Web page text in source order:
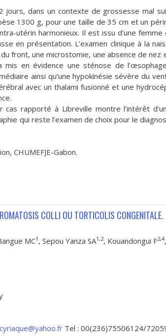
jours, dans un contexte de grossesse mal
1300 g, pour une taille de 35 cm et un
utérin harmonieux. Il est issu d’une femme
en présentation. L’examen clinique à la
front, une microstomie, une absence de nez
mis en évidence une sténose de
ainsi qu’une hypokinésie sévère du
avec un thalami fusionné et une
rapporté à Libreville montre l’intérêt
qui reste l’examen de choix pour le
CHUMEFJE-Gabon.
COLLI OU TORTICOLIS CONGENITALE.
MC1 , Sepou Yanza SA1,2, Kouandongui F2,4,
Tel : 00(236)75506124/